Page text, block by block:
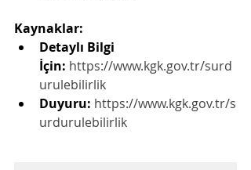
Kaynaklar:
Detaylı Bilgi
İçin: https://www.kgk.gov.tr/surd
urulebilirlik
Duyuru: https://www.kgk.gov.tr/s
urdurulebilirlik